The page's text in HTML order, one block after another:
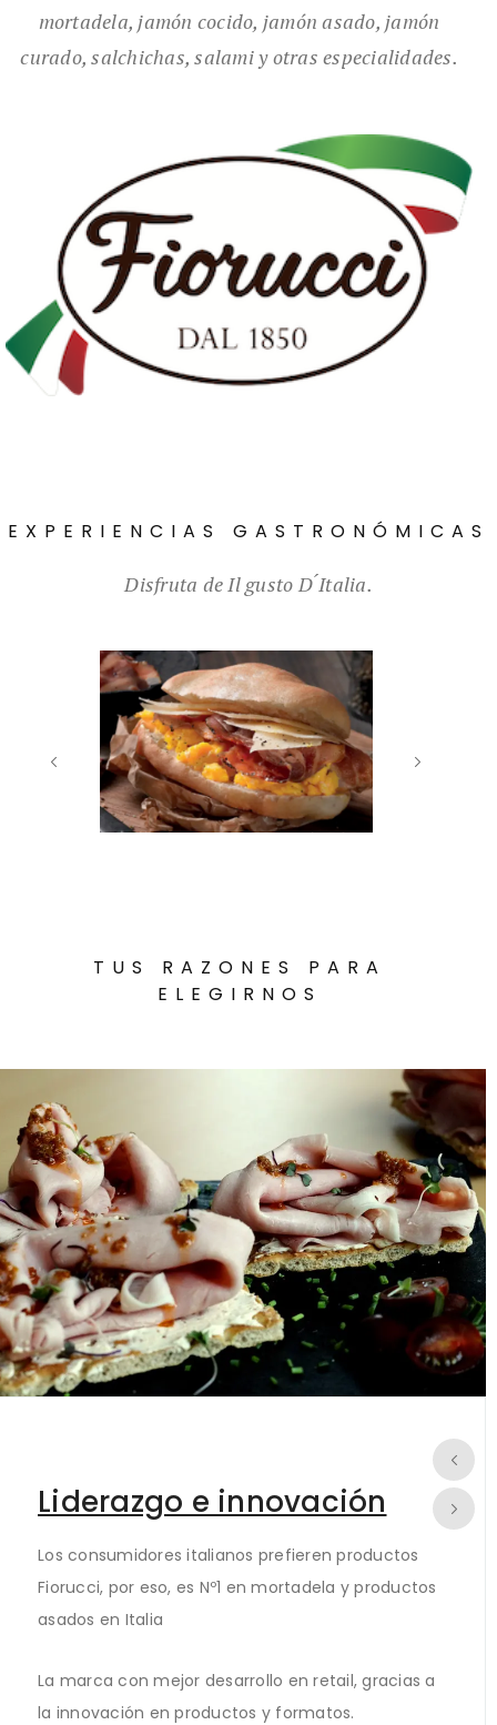
mortadela, jamón cocido, jamón asado, jamón
curado, salchichas, salami y otras especialidades.
EXPERIENCIAS GASTRONÓMICAS
Disfruta de Il gusto D ́Italia.
TUS RAZONES PARA
ELEGIRNOS
Liderazgo e innovación
Los consumidores italianos prefieren productos
Fiorucci, por eso, es Nº1 en mortadela y productos
asados en Italia
La marca con mejor desarrollo en retail, gracias a
la innovación en productos y formatos.